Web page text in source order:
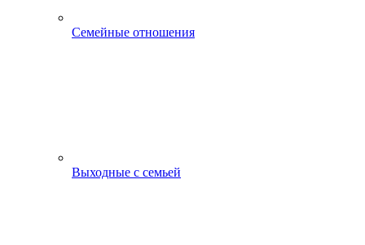
Семейные отношения
Выходные с семьей